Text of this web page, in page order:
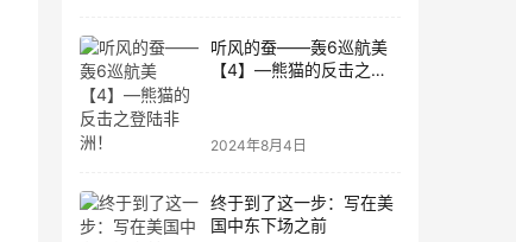
听风的蚕——轰6巡航美
【4】—熊猫的反击之登
2024年8月4日
终于到了这一步：写在美
国中东下场之前